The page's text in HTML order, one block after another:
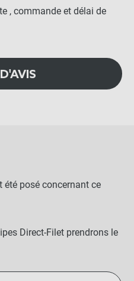
, commande et délai de
été posé concernant ce
Direct-Filet prendrons le